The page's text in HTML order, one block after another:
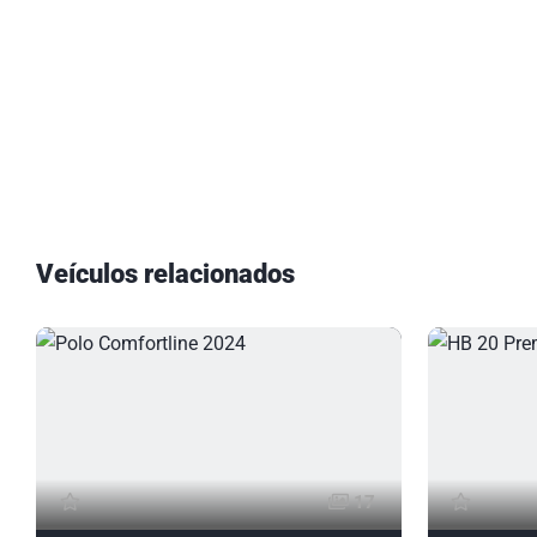
Veículos relacionados
17